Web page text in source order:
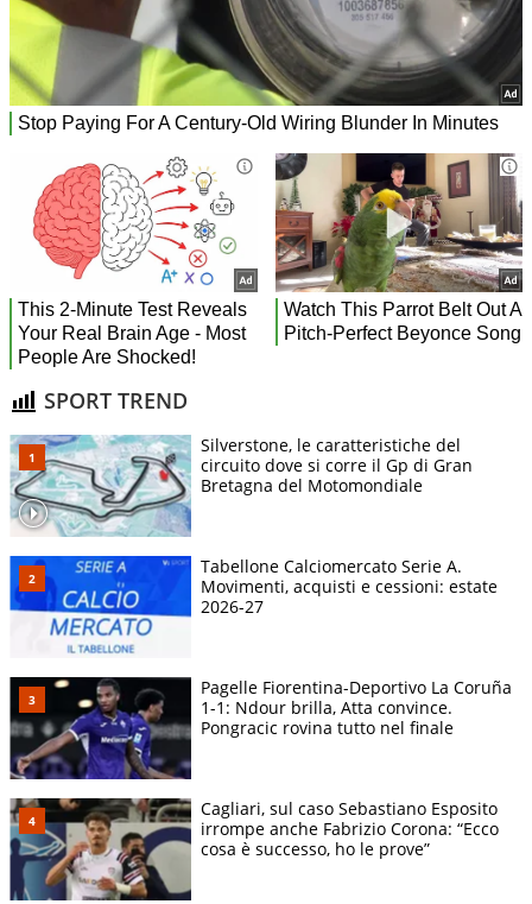
SPORT TREND
Silverstone, le caratteristiche del
circuito dove si corre il Gp di Gran
Bretagna del Motomondiale
Tabellone Calciomercato Serie A.
Movimenti, acquisti e cessioni: estate
2026-27
Pagelle Fiorentina-Deportivo La Coruña
1-1: Ndour brilla, Atta convince.
Pongracic rovina tutto nel finale
Cagliari, sul caso Sebastiano Esposito
irrompe anche Fabrizio Corona: “Ecco
cosa è successo, ho le prove”